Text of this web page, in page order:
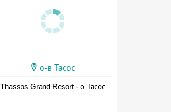
о-в Тасос
Thassos Grand Resort - о. Тасос